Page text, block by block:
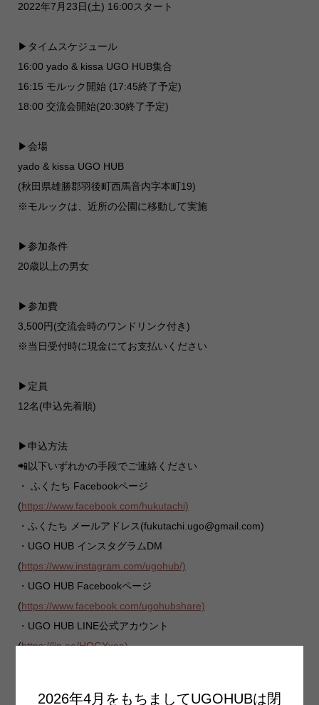
2022年7月23日(土) 16:00スタート
▶︎タイムスケジュール
16:00 yado & kissa UGO HUB集合
16:15 モルック開始 (17:45終了予定)
18:00 交流会開始(20:30終了予定)
▶︎会場
yado & kissa UGO HUB
(秋田県雄勝郡羽後町西馬音内字本町19)
※モルックは、近所の公園に移動して実施
▶︎参加条件
20歳以上の男女
▶︎参加費
3,500円(交流会時のワンドリンク付き)
※当日受付時に現金にてお支払いください
▶︎定員
12名(申込先着順)
▶︎申込方法
📲以下いずれかの手段でご連絡ください
・ ふくたち Facebookページ
(https://www.facebook.com/hukutachi)
・ふくたち メールアドレス(fukutachi.ugo@gmail.com)
・UGO HUB インスタグラムDM
(https://www.instagram.com/ugohub/)
・UGO HUB Facebookページ
(https://www.facebook.com/ugohubshare)
・UGO HUB LINE公式アカウント
(https://lin.ee/HOGYxea)
2026年4月をもちましてUGOHUBは閉